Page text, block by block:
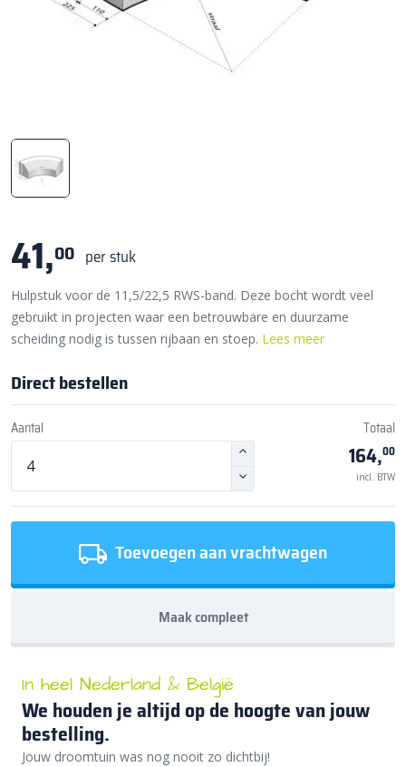
41,00 per stuk
Hulpstuk voor de 11,5/22,5 RWS-band. Deze bocht wordt veel
gebruikt in projecten waar een betrouwbare en duurzame
scheiding nodig is tussen rijbaan en stoep. Lees meer
Direct bestellen
Aantal Totaal
164,00
incl. BTW
Toevoegen aan vrachtwagen
Maak compleet
In heel Nederland & België
We houden je altijd op de hoogte van jouw
bestelling.
Jouw droomtuin was nog nooit zo dichtbij!